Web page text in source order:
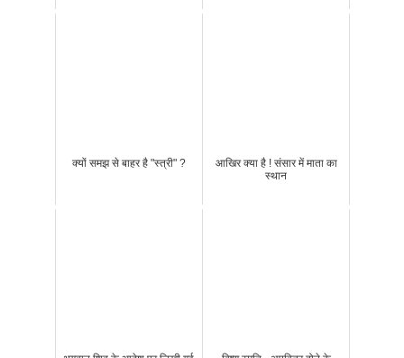
क्यों समझ से बाहर है "स्त्री" ?
आखिर क्या है ! संसार में माता का
स्थान